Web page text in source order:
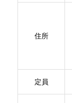
住所
定員